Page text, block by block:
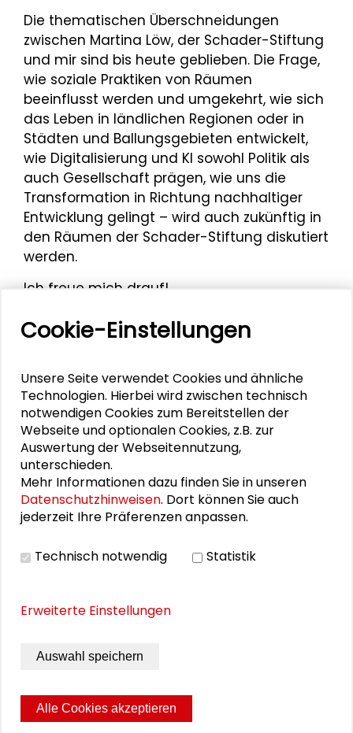
Die thematischen Überschneidungen
zwischen Martina Löw, der Schader-Stiftung
und mir sind bis heute geblieben. Die Frage,
wie soziale Praktiken von Räumen
beeinflusst werden und umgekehrt, wie sich
das Leben in ländlichen Regionen oder in
Städten und Ballungsgebieten entwickelt,
wie Digitalisierung und KI sowohl Politik als
auch Gesellschaft prägen, wie uns die
Transformation in Richtung nachhaltiger
Entwicklung gelingt – wird auch zukünftig in
den Räumen der Schader-Stiftung diskutiert
werden.
Ich freue mich drauf!
Prof. Dr. Michèle Bernhard
Mehr zum Thema
Ein energiegeladener Start in Darmstadt
Stein für Stein
Frühlingsgefühle
Schader-News
Cookie-Einstellungen
Unsere Seite verwendet Cookies und ähnliche
Technologien. Hierbei wird zwischen technisch
notwendigen Cookies zum Bereitstellen der
Webseite und optionalen Cookies, z.B. zur
Auswertung der Webseitennutzung,
unterschieden.
Mehr Informationen dazu finden Sie in unseren
Datenschutzhinweisen. Dort können Sie auch
jederzeit Ihre Präferenzen anpassen.
Technisch notwendig Statistik
Erweiterte Einstellungen
Auswahl speichern
Alle Cookies akzeptieren